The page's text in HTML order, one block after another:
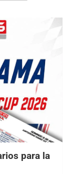
para la